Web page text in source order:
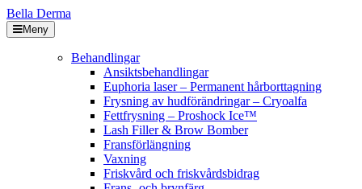
Bella Derma
Meny
Behandlingar
Ansiktsbehandlingar
Euphoria laser – Permanent hårborttagning
Frysning av hudförändringar – Cryoalfa
Fettfrysning – Proshock Ice™
Lash Filler & Brow Bomber
Fransförlängning
Vaxning
Friskvård och friskvårdsbidrag